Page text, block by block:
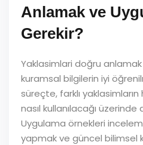
Anlamak ve
Gerekir?
Yaklasimlari doğru
kuramsal bilgilerin iyi
süreçte, farklı
nasıl kullanılacağı
Uygulama örnekleri
yapmak ve güncel bilimsel